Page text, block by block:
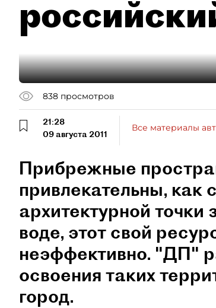
838 просмотров
21:28
09 августа 2011
Все материалы
Прибрежные
привлекательны, как
архитектурной точки
воде, этот свой
неэффективно. "ДП"
освоения таких
город.